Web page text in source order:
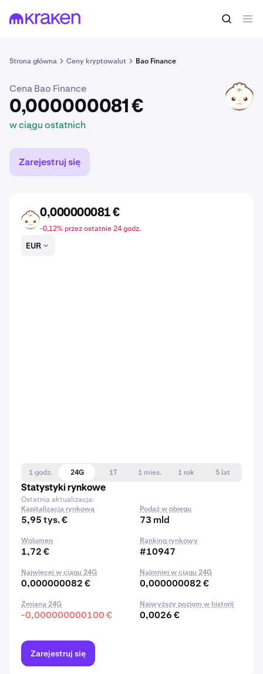
Strona główna Ceny kryptowalut Bao Finance
0,000000081 € Kup BAO
Cena Bao Finance
0,000000081 €
w ciągu ostatnich
Zarejestruj się
BAO
0,000000081 €
-0,12% przez ostatnie 24 godz.
EUR
1 godz. 24G 1T 1 mies. 1 rok
5 lat
Statystyki rynkowe
Ostatnia aktualizacja:
Kapitalizacja rynkowa
5,95 tys. €
Podaż w obiegu
73 mld
Wolumen
1,72 €
Ranking rynkowy
#10947
Najwięcej w ciągu 24G
0,000000082 €
Najmniej w ciągu 24G
0,000000082 €
Zmiana 24G
-0,000000000100 €
Najwyższy poziom w historii
0,0026 €
Zarejestruj się